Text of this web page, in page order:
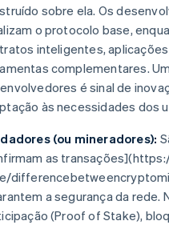
sobre ela. Os
o protocolo base,
inteligentes,
complementares.
é sinal de
às necessidades dos
(ou mineradores):
as
differencebetweencrypto
a segurança da rede.
(Proof of Stake),